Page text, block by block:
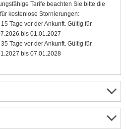
Tarife beachten Sie bitte die
kostenlose Stornierungen:
Tage vor der Ankunft. Gültig für
bis 01.01.2027
Tage vor der Ankunft. Gültig für
bis 07.01.2028